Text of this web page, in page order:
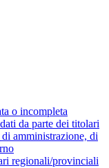
o incompleta
da parte dei titolari
amministrazione, di
regionali/provinciali